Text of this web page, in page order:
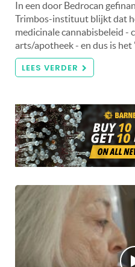
In een door Bedrocan
Trimbos-instituut blijkt dat
medicinale cannabisbeleid -
arts/apotheek - en dus is
LEES VERDER